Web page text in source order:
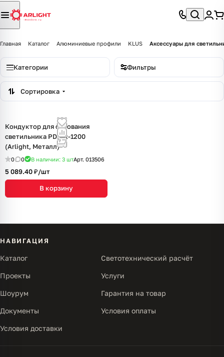
Главная Каталог Алюминиевые профили KLUS Аксессуары для
Категории Фильтры
Сортировка
Кондуктор для основания
светильника PDS-R-1200
(Arlight, Металл)
0 0 В наличии: 3 штАрт. 013506
5 089.40 ₽/шт
В корзину
НАВИГАЦИЯ
Каталог Светотехнический расчёт
Проекты Услуги
Шоурум Гарантия на товар
Документы Условия оплаты
Условия доставки